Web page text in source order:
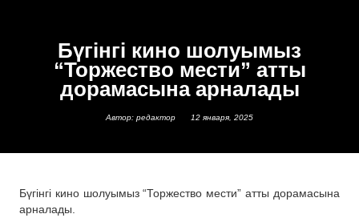
Бүгінгі кино шолуымыз
“Торжество мести” атты
дорамасына арналады
Автор: редактор 12 января, 2025
Бүгінгі кино шолуымыз “Торжество мести” атты дорамасына
арналады.